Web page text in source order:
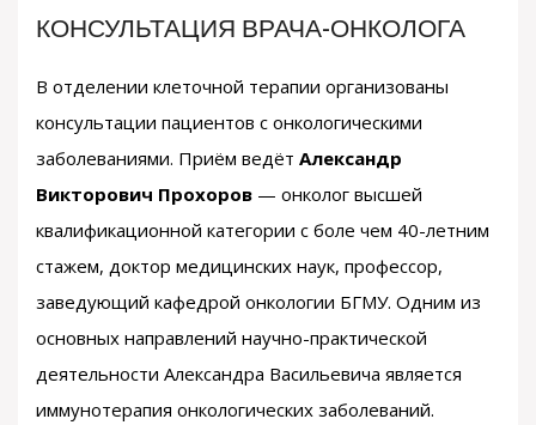
КОНСУЛЬТАЦИЯ ВРАЧА-ОНКОЛОГА
В отделении клеточной терапии организованы
консультации пациентов с онкологическими
заболеваниями. Приём ведёт Александр
Викторович Прохоров — онколог высшей
квалификационной категории с боле чем 40-летним
стажем, доктор медицинских наук, профессор,
заведующий кафедрой онкологии БГМУ. Одним из
основных направлений научно-практической
деятельности Александра Васильевича является
иммунотерапия онкологических заболеваний.